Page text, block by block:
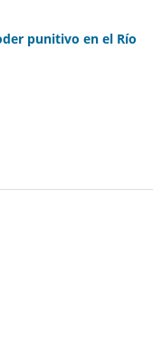
punitivo en el Río